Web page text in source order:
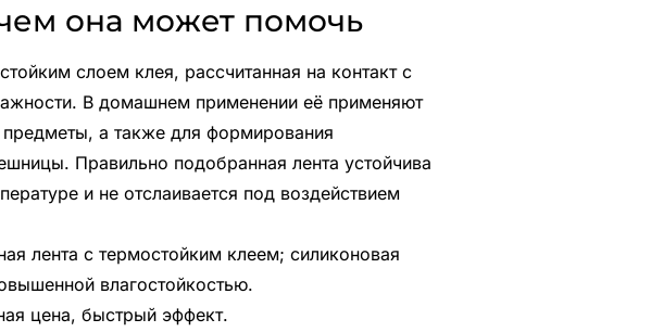
она может помочь
слоем клея, рассчитанная на контакт с
В домашнем применении её применяют
а также для формирования
Правильно подобранная лента устойчива
и не отслаивается под воздействием
лента с термостойким клеем; силиконовая
влагостойкостью.
цена, быстрый эффект.